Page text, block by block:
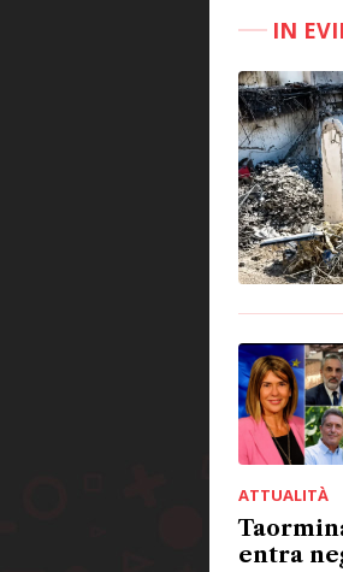
ATTUALITÀ
entra
una
agli